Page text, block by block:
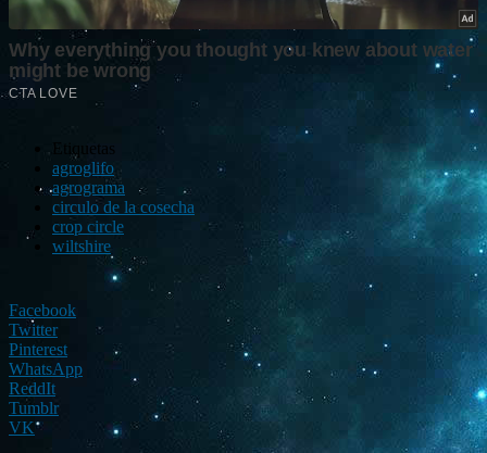
Etiquetas
agroglifo
agrograma
circulo de la cosecha
crop circle
wiltshire
Facebook
Twitter
Pinterest
WhatsApp
ReddIt
Tumblr
VK